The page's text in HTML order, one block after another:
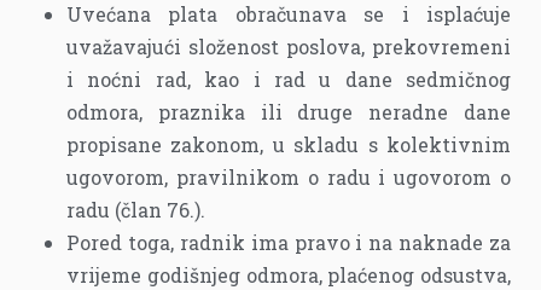
Uvećana plata obračunava se i isplaćuje
uvažavajući složenost poslova, prekovremeni
i noćni rad, kao i rad u dane sedmičnog
odmora, praznika ili druge neradne dane
propisane zakonom, u skladu s kolektivnim
ugovorom, pravilnikom o radu i ugovorom o
radu (član 76.).
Pored toga, radnik ima pravo i na naknade za
vrijeme godišnjeg odmora, plaćenog odsustva,